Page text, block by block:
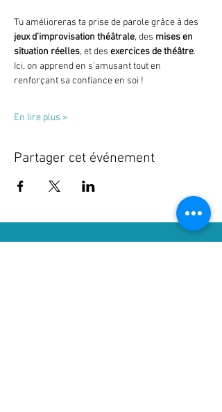
Tu amélioreras ta prise de parole grâce à des
jeux d’improvisation théâtrale, des mises en
situation réelles, et des exercices de théâtre.
Ici, on apprend en s’amusant tout en
renforçant sa confiance en soi !
En lire plus >
Partager cet événement